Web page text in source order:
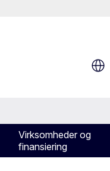
Virksomheder og
finansiering